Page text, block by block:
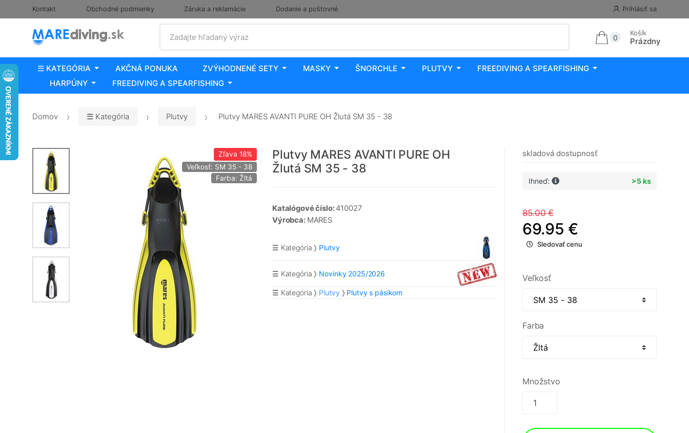
Kontakt Obchodné podmienky Záruka a reklamácie Dodanie a poštovné Prihlásiť sa
Zadajte hľadaný výraz
0
Košík
Prázdny
☰ KATEGÓRIA AKČNÁ PONUKA ZVÝHODNENÉ SETY MASKY ŠNORCHLE PLUTVY
FREEDIVING A SPEARFISHING
HARPÚNY
FREEDIVING A SPEARFISHING
Domov ☰ Kategória Plutvy Plutvy MARES AVANTI PURE OH Žlutá SM 35 - 38
Zľava 18%
Veľkosť: SM 35 - 38
Farba: Žltá
Plutvy MARES AVANTI PURE OH
Žlutá SM 35 - 38
Katalógové číslo:410027
Výrobca: MARES
☰ Kategória Plutvy
☰ Kategória Novinky 2025/2026
☰ Kategória Plutvy Plutvy s pásikom
skladová dostupnosť
Ihneď: >5 ks
85.00 €
69.95 €
Sledovať cenu
Veľkosť
Farba
Množstvo